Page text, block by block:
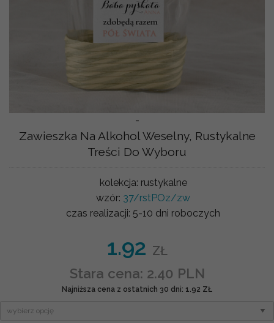
-
Zawieszka Na Alkohol Weselny, Rustykalne
Treści Do Wyboru
kolekcja: rustykalne
wzór: 37/rstPOz/zw
czas realizacji: 5-10 dni roboczych
1.92 ZŁ
Stara cena: 2.40 PLN
Najniższa cena z ostatnich 30 dni: 1.92 ZŁ